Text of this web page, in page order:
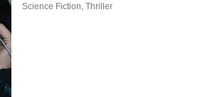
Science Fiction,Thriller